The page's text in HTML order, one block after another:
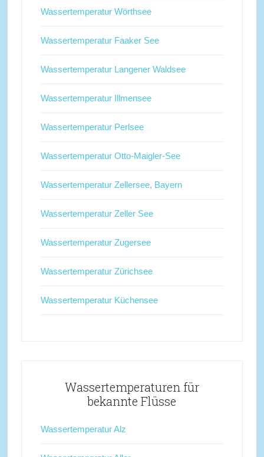
Wassertemperatur Wörthsee
Wassertemperatur Faaker See
Wassertemperatur Langener Waldsee
Wassertemperatur Illmensee
Wassertemperatur Perlsee
Wassertemperatur Otto-Maigler-See
Wassertemperatur Zellersee, Bayern
Wassertemperatur Zeller See
Wassertemperatur Zugersee
Wassertemperatur Zürichsee
Wassertemperatur Küchensee
Wassertemperaturen für
bekannte Flüsse
Wassertemperatur Alz